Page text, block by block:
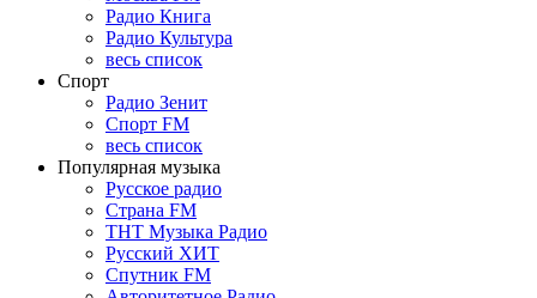
Радио Книга
Радио Культура
весь список
Спорт
Радио Зенит
Спорт FM
весь список
Популярная музыка
Русское радио
Страна FM
ТНТ Музыка Радио
Русский ХИТ
Спутник FM